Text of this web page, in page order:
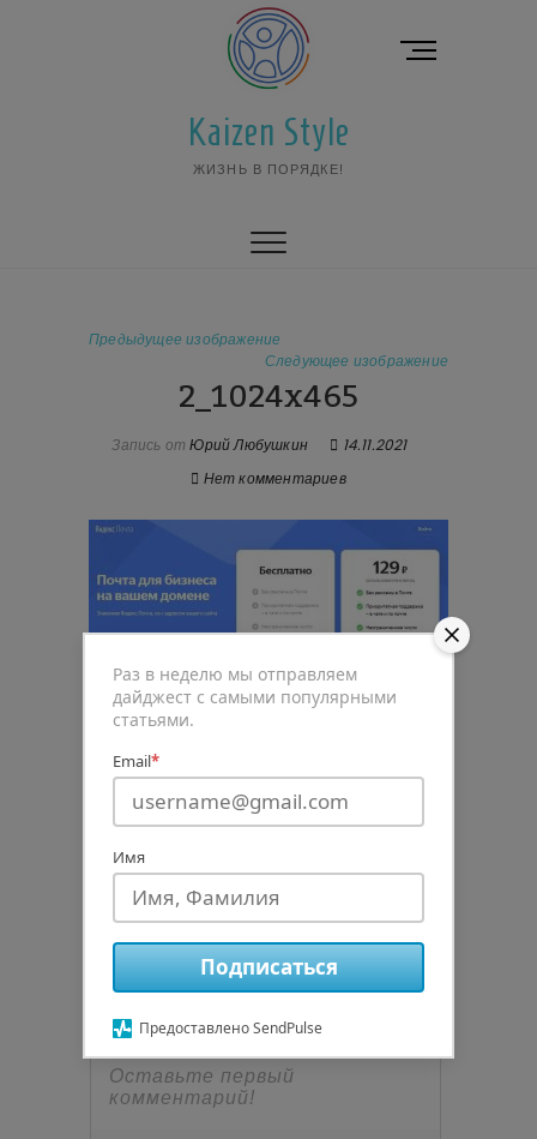
Kaizen Style
ЖИЗНЬ В ПОРЯДКЕ!
К
Предыдущее изображение
Следующее изображение
2_1024x465
Запись от Юрий Любушкин
14.11.2021
Нет комментариев
0
Рейтинг статьи
Подписаться
авторизуйтесь
Раз в неделю мы отправляем
дайджест с самыми популярными
статьями.
Email*
Имя
Подписаться
Предоставлено SendPulse